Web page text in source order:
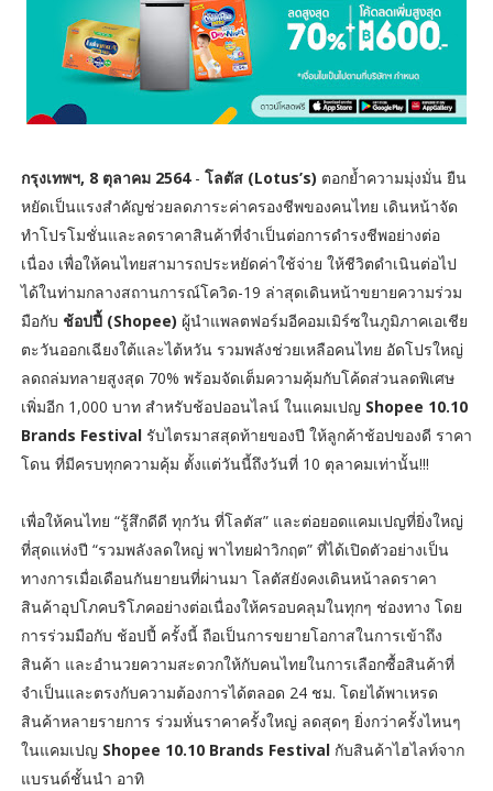
กรุงเทพฯ, 8 ตุลาคม 2564 - โลตัส (Lotus’s) ตอกย้ำความมุ่งมั่น ยืน
หยัดเป็นแรงสำคัญช่วยลดภาระค่าครองชีพของคนไทย เดินหน้าจัด
ทำโปรโมชั่นและลดราคาสินค้าที่จำเป็นต่อการดำรงชีพอย่างต่อ
เนื่อง เพื่อให้คนไทยสามารถประหยัดค่าใช้จ่าย ให้ชีวิตดำเนินต่อไป
ได้ในท่ามกลางสถานการณ์โควิด-19 ล่าสุดเดินหน้าขยายความร่วม
มือกับ ช้อปปี้ (Shopee) ผู้นำแพลตฟอร์มอีคอมเมิร์ซในภูมิภาคเอเชีย
ตะวันออกเฉียงใต้และไต้หวัน รวมพลังช่วยเหลือคนไทย อัดโปรใหญ่
ลดถล่มทลายสูงสุด 70% พร้อมจัดเต็มความคุ้มกับโค้ดส่วนลดพิเศษ
เพิ่มอีก 1,000 บาท สำหรับช้อปออนไลน์ ในแคมเปญ Shopee 10.10
Brands Festivalรับไตรมาสสุดท้ายของปี ให้ลูกค้าช้อปของดี ราคา
โดน ที่มีครบทุกความคุ้ม ตั้งแต่วันนี้ถึงวันที่ 10 ตุลาคมเท่านั้น!!!
เพื่อให้คนไทย “รู้สึกดีดี ทุกวัน ที่โลตัส” และต่อยอดแคมเปญที่ยิ่งใหญ่
ที่สุดแห่งปี “รวมพลังลดใหญ่ พาไทยฝ่าวิกฤต” ที่ได้เปิดตัวอย่างเป็น
ทางการเมื่อเดือนกันยายนที่ผ่านมา โลตัสยังคงเดินหน้าลดราคา
สินค้าอุปโภคบริโภคอย่างต่อเนื่องให้ครอบคลุมในทุกๆ ช่องทาง โดย
การร่วมมือกับ ช้อปปี้ ครั้งนี้ ถือเป็นการขยายโอกาสในการเข้าถึง
สินค้า และอำนวยความสะดวกให้กับคนไทยในการเลือกซื้อสินค้าที่
จำเป็นและตรงกับความต้องการได้ตลอด 24 ชม. โดยได้พาเหรด
สินค้าหลายรายการ ร่วมหั่นราคาครั้งใหญ่ ลดสุดๆ ยิ่งกว่าครั้งไหนๆ
ในแคมเปญ Shopee 10.10 Brands Festivalกับสินค้าไฮไลท์จาก
แบรนด์ชั้นนำ อาทิ